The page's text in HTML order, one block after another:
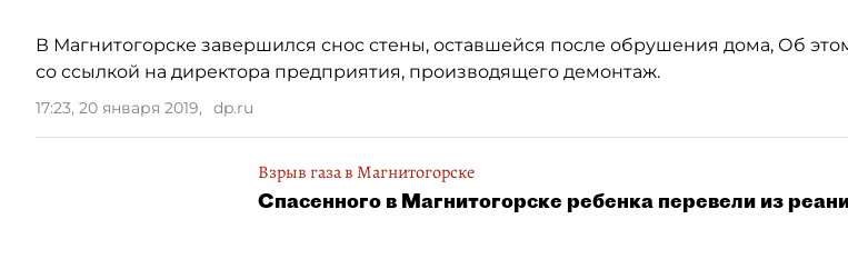
В Магнитогорске завершился снос стены, оставшейся после обрушения дома, Об
со ссылкой на директора предприятия, производящего демонтаж.
17:23, 20 января 2019, dp.ru
Взрыв газа в Магнитогорске
Спасенного в Магнитогорске ребенка перевели из